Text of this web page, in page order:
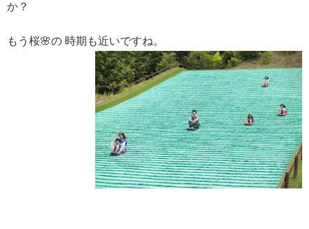
か？
もう桜🌸の 時期も近いですね。